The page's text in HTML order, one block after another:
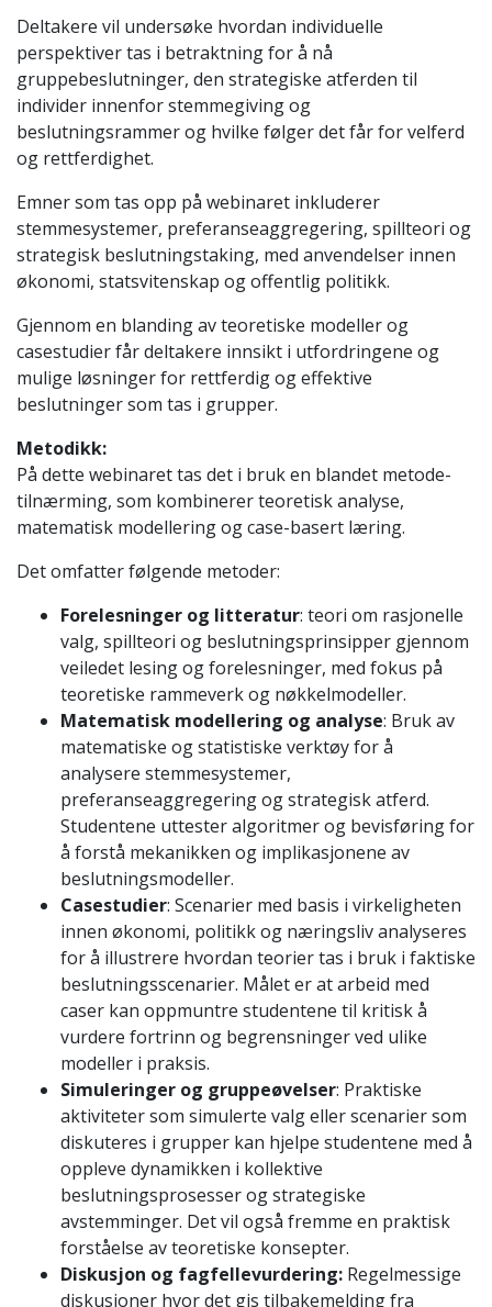
Deltakere vil undersøke hvordan individuelle
perspektiver tas i betraktning for å nå
gruppebeslutninger, den strategiske atferden til
individer innenfor stemmegiving og
beslutningsrammer og hvilke følger det får for velferd
og rettferdighet.
Emner som tas opp på webinaret inkluderer
stemmesystemer, preferanseaggregering, spillteori og
strategisk beslutningstaking, med anvendelser innen
økonomi, statsvitenskap og offentlig politikk.
Gjennom en blanding av teoretiske modeller og
casestudier får deltakere innsikt i utfordringene og
mulige løsninger for rettferdig og effektive
beslutninger som tas i grupper.
Metodikk:
På dette webinaret tas det i bruk en blandet metode-
tilnærming, som kombinerer teoretisk analyse,
matematisk modellering og case-basert læring.
Det omfatter følgende metoder:
Forelesninger og litteratur: teori om rasjonelle
valg, spillteori og beslutningsprinsipper gjennom
veiledet lesing og forelesninger, med fokus på
teoretiske rammeverk og nøkkelmodeller.
Matematisk modellering og analyse: Bruk av
matematiske og statistiske verktøy for å
analysere stemmesystemer,
preferanseaggregering og strategisk atferd.
Studentene uttester algoritmer og bevisføring for
å forstå mekanikken og implikasjonene av
beslutningsmodeller.
Casestudier: Scenarier med basis i virkeligheten
innen økonomi, politikk og næringsliv analyseres
for å illustrere hvordan teorier tas i bruk i faktiske
beslutningsscenarier. Målet er at arbeid med
caser kan oppmuntre studentene til kritisk å
vurdere fortrinn og begrensninger ved ulike
modeller i praksis.
Simuleringer og gruppeøvelser: Praktiske
aktiviteter som simulerte valg eller scenarier som
diskuteres i grupper kan hjelpe studentene med å
oppleve dynamikken i kollektive
beslutningsprosesser og strategiske
avstemminger. Det vil også fremme en praktisk
forståelse av teoretiske konsepter.
Diskusjon og fagfellevurdering: Regelmessige
diskusjoner hvor det gis tilbakemelding fra